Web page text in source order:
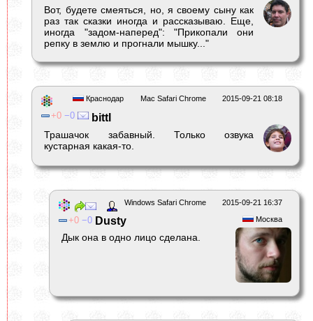
Вот, будете смеяться, но, я своему сыну как
раз так сказки иногда и рассказываю. Еще,
иногда "задом-наперед": "Прикопали они
репку в землю и прогнали мышку..."
2015-09-21 08:18
Mac Safari Chrome
Краснодар
0 0 bittl
Трашачок забавный. Только озвука
кустарная какая-то.
2015-09-21 16:37
Windows Safari Chrome
Москва
0 0 Dusty
Дык она в одно лицо сделана.